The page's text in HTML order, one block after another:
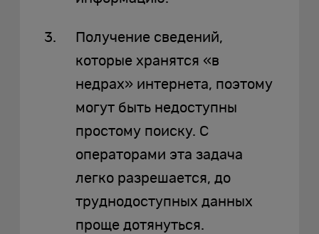
Получение сведений,
которые хранятся «в
недрах» интернета, поэтому
могут быть недоступны
простому поиску. С
операторами эта задача
легко разрешается, до
труднодоступных данных
проще дотянуться.